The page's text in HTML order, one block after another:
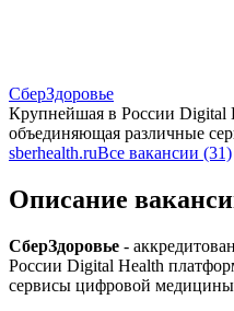
СберЗдоровье
Крупнейшая в России Digital
объединяющая различные
sberhealth.ruВсе вакансии (31)
Описание
СберЗдоровье -
России Digital Health
сервисы цифровой